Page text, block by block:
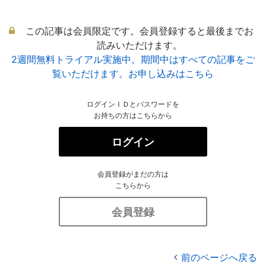
この記事は会員限定です。会員登録すると最後までお
読みいただけます。
2週間無料トライアル実施中。期間中はすべての記事をご
覧いただけます。お申し込みはこちら
ログインＩＤとパスワードを
お持ちの方はこちらから
ログイン
会員登録がまだの方は
こちらから
会員登録
前のページへ戻る